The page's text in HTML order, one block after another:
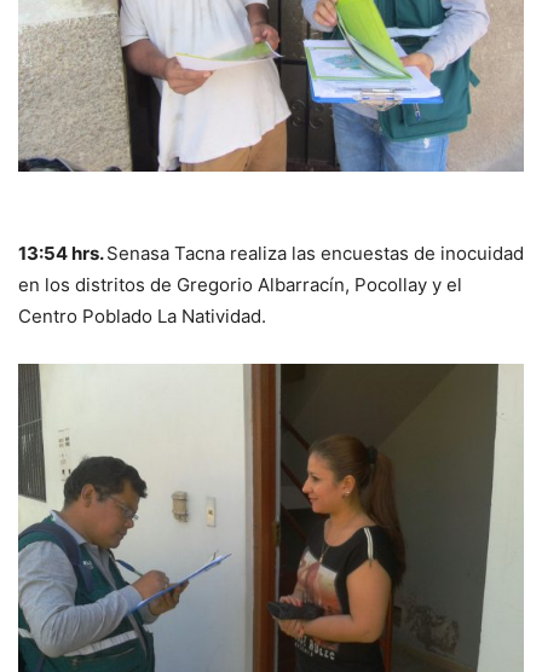
13:54 hrs.Senasa Tacna realiza las encuestas de inocuidad
en los distritos de Gregorio Albarracín, Pocollay y el
Centro Poblado La Natividad.